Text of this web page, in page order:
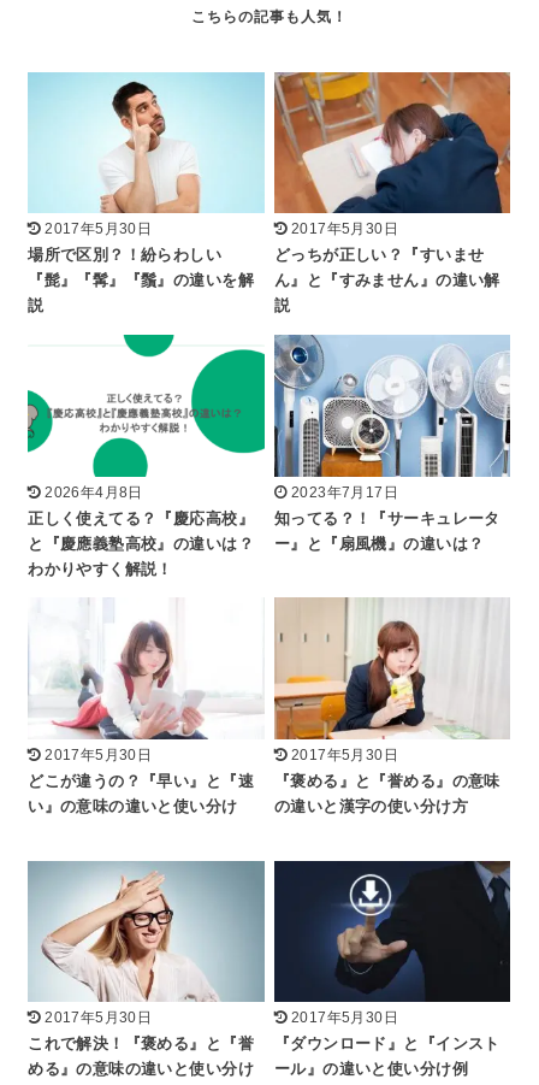
2017年5月30日
場所で区別？！紛らわしい
『髭』『髯』『鬚』の違いを解
説
2017年5月30日
どっちが正しい？『すいませ
ん』と『すみません』の違い解
説
2026年4月8日
正しく使えてる？『慶応高校』
と『慶應義塾高校』の違いは？
わかりやすく解説！
2023年7月17日
知ってる？！『サーキュレータ
ー』と『扇風機』の違いは？
2017年5月30日
どこが違うの？『早い』と『速
い』の意味の違いと使い分け
2017年5月30日
『褒める』と『誉める』の意味
の違いと漢字の使い分け方
2017年5月30日
これで解決！『褒める』と『誉
める』の意味の違いと使い分け
2017年5月30日
『ダウンロード』と『インスト
ール』の違いと使い分け例